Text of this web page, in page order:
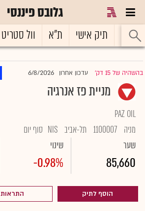
גלובס פיננסי
ראשי תיק אישי ת"א וול סטריט
בהשהיה של 15 דק' |עדכון אחרון 6/8/2026
מניית פז אנרגיה
PAZ OIL
מניה 1100007 תל-אביב NIS סוף יום
שער
85,660
שינוי
-0.98%
הוסף לתיק התראות